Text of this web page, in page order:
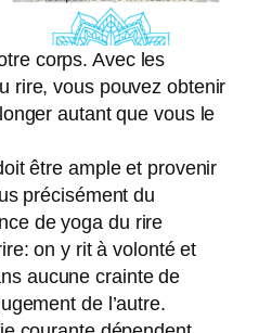
corps. Avec les
rire, vous pouvez obtenir
autant que vous le
être ample et provenir
précisément du
de yoga du rire
on y rit à volonté et
aucune crainte de
de l’autre.